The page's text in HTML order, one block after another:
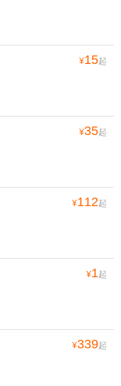
¥15起
¥35起
¥112起
¥1起
¥339起